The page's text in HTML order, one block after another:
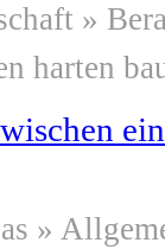
»
harten
»